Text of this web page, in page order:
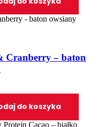
Cranberry – baton
do koszyka